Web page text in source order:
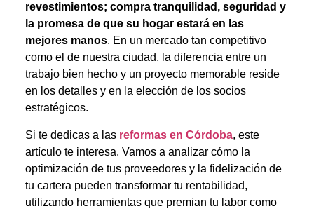
revestimientos; compra tranquilidad, seguridad y
la promesa de que su hogar estará en las
mejores manos. En un mercado tan competitivo
como el de nuestra ciudad, la diferencia entre un
trabajo bien hecho y un proyecto memorable reside
en los detalles y en la elección de los socios
estratégicos.
Si te dedicas a las reformas en Córdoba, este
artículo te interesa. Vamos a analizar cómo la
optimización de tus proveedores y la fidelización de
tu cartera pueden transformar tu rentabilidad,
utilizando herramientas que premian tu labor como